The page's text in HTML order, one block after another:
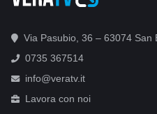
Via Pasubio, 36 – 63074 San
0735 367514
info@veratv.it
Lavora con noi